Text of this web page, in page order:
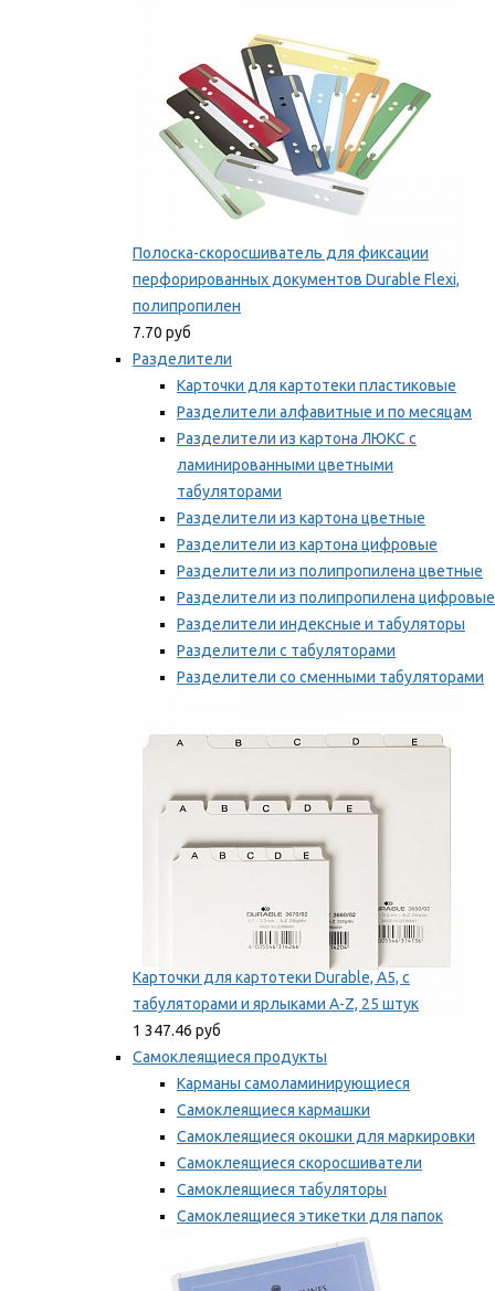
Полоска-скоросшиватель для фиксации
перфорированных документов Durable Flexi,
полипропилен
7.70 руб
Разделители
Карточки для картотеки пластиковые
Разделители алфавитные и по месяцам
Разделители из картона ЛЮКС с
ламинированными цветными
табуляторами
Разделители из картона цветные
Разделители из картона цифровые
Разделители из полипропилена цветные
Разделители из полипропилена цифровые
Разделители индексные и табуляторы
Разделители с табуляторами
Разделители со сменными табуляторами
Карточки для картотеки Durable, A5, с
табуляторами и ярлыками A-Z, 25 штук
1 347.46 руб
Самоклеящиеся продукты
Карманы самоламинирующиеся
Самоклеящиеся кармашки
Самоклеящиеся окошки для маркировки
Самоклеящиеся скоросшиватели
Самоклеящиеся табуляторы
Самоклеящиеся этикетки для папок
Таблички для маркировки
Мы рекомендуем